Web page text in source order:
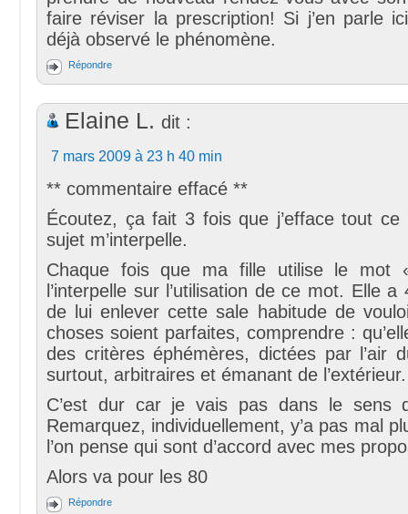
faire réviser la prescription! Si j’en parle
déjà observé le phénomène.
Répondre
Elaine L. dit :
7 mars 2009 à 23 h 40 min
** commentaire effacé **
Écoutez, ça fait 3 fois que j’efface tout ce
sujet m’interpelle.
Chaque fois que ma fille utilise le mot
l’interpelle sur l’utilisation de ce mot. Elle a
de lui enlever cette sale habitude de
choses soient parfaites, comprendre :
des critères éphémères, dictées par l’air
surtout, arbitraires et émanant de l’extérieur.
C’est dur car je vais pas dans le sens
Remarquez, individuellement, y’a pas mal
l’on pense qui sont d’accord avec mes
Alors va pour les 80
Répondre